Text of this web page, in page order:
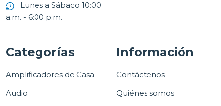
Lunes a Sábado 10:00
a.m. - 6:00 p.m.
Categorías
Amplificadores de Casa
Audio
Información
Contáctenos
Quiénes somos